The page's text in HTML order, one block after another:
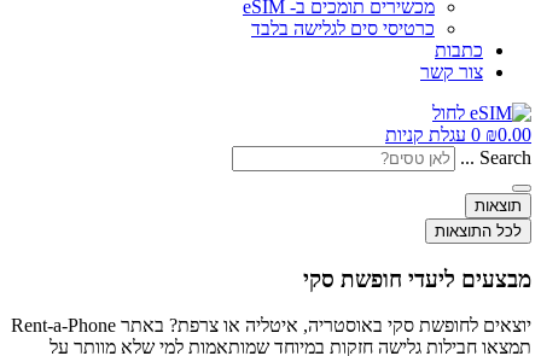
מכשירים תומכים ב- eSIM
כרטיסי סים לגלישה בלבד
כתבות
צור קשר
₪0.00
0 עגלת קניות
Search ...
תוצאות
לכל התוצאות
מבצעים ליעדי חופשת סקי
יוצאים לחופשת סקי באוסטריה, איטליה או צרפת? באתר Rent-a-Phone
תמצאו חבילות גלישה חזקות במיוחד שמותאמות למי שלא מוותר על